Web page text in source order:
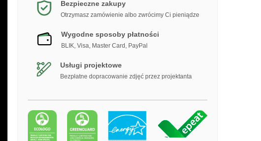
Bezpieczne zakupy
Otrzymasz zamówienie albo zwrócimy Ci pieniądze
Wygodne sposoby płatności
BLIK, Visa, Master Card, PayPal
Usługi projektowe
Bezpłatne dopracowanie zdjęć przez projektanta